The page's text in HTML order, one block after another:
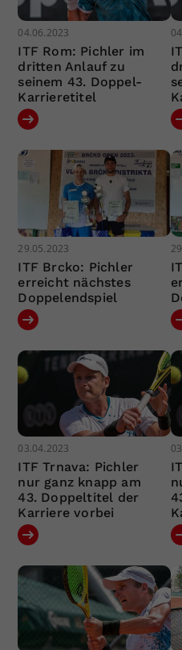
04.06.2023
ITF Rom: Pichler im
dritten Anlauf zu
seinem 43. Doppel-
Karrieretitel
29.05.2023
ITF Brcko: Pichler
erreicht nächstes
Doppelendspiel
03.04.2023
ITF Trnava: Pichler
nur ganz knapp am
43. Doppeltitel der
Karriere vorbei